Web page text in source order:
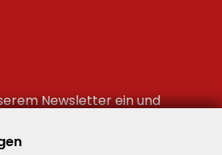
Newsletter ein und